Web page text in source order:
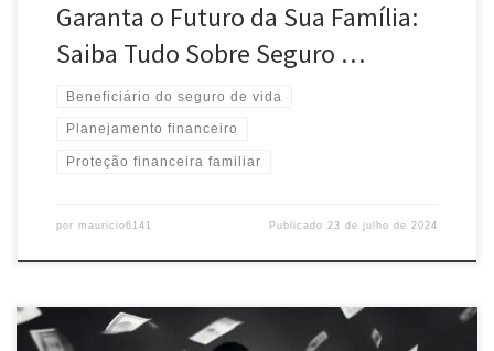
Garanta o Futuro da Sua Família:
Saiba Tudo Sobre Seguro …
Beneficiário do seguro de vida
Planejamento financeiro
Proteção financeira familiar
por mauricio6141 Publicado23 de julho de 2024